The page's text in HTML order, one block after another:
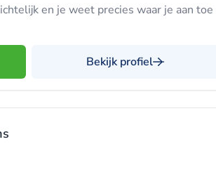
en je weet precies waar je aan toe
Bekijk profiel